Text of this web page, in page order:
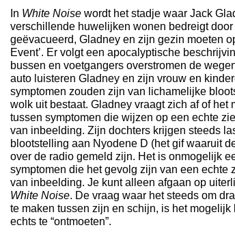
In White Noise wordt het stadje waar Jack
verschillende huwelijken wonen bedreigt
geëvacueerd, Gladney en zijn gezin moeten
Event’. Er volgt een apocalyptische
bussen en voetgangers overstromen de
auto luisteren Gladney en zijn vrouw en
symptomen zouden zijn van lichamelijke
wolk uit bestaat. Gladney vraagt zich af of
tussen symptomen die wijzen op een echte
van inbeelding. Zijn dochters krijgen steeds
blootstelling aan Nyodene D (het gif waaruit
over de radio gemeld zijn. Het is onmogelijk
symptomen die het gevolg zijn van een echte
van inbeelding. Je kunt alleen afgaan op
White Noise. De vraag waar het steeds om
te maken tussen zijn en schijn, is het
echts te “ontmoeten”.